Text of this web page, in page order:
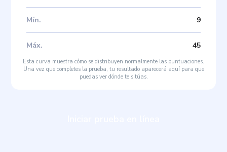
Mín. 9
Máx. 45
Esta curva muestra cómo se distribuyen normalmente las puntuaciones.
Una vez que completes la prueba, tu resultado aparecerá aquí para que
puedas ver dónde te sitúas.